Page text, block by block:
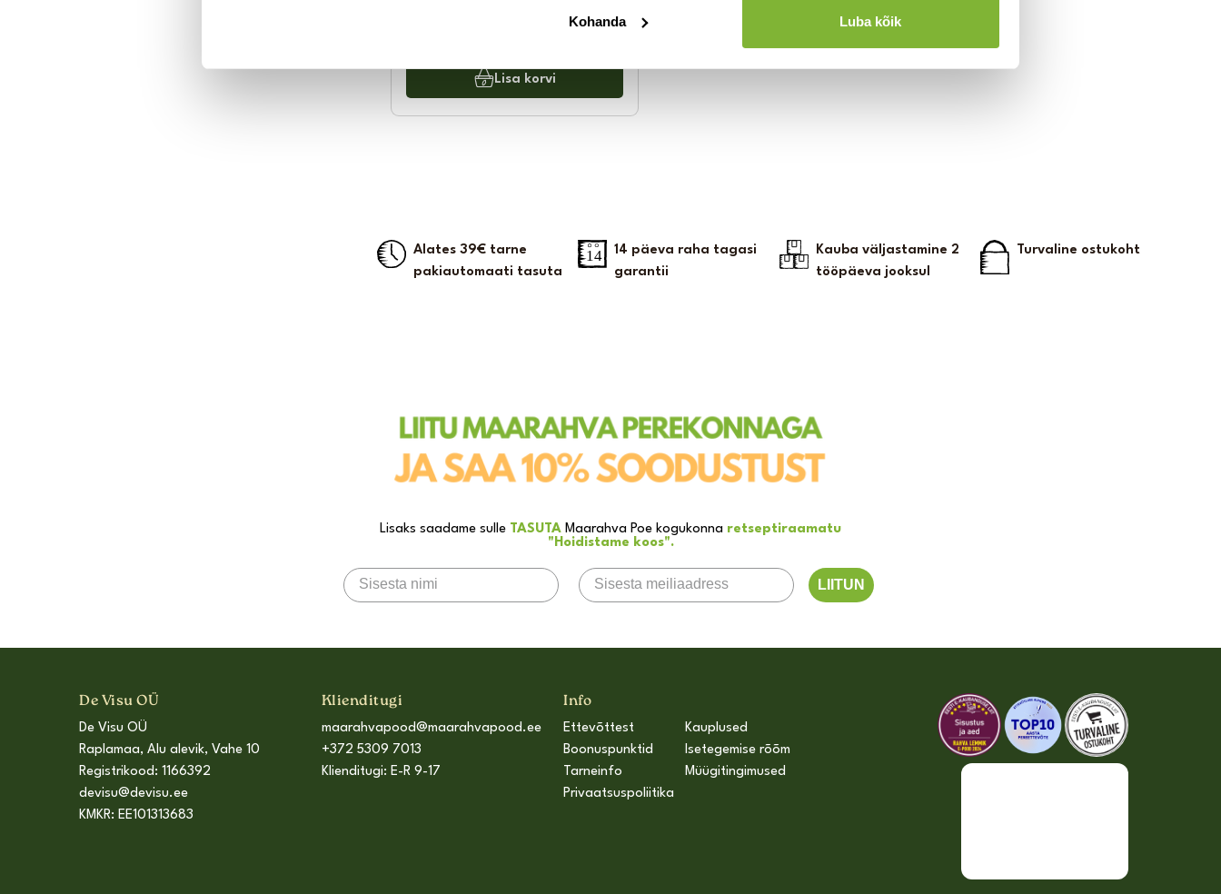
Kohanda Luba kõik
Lisa korvi
Alates 39€ tarne
pakiautomaati tasuta
14 päeva raha tagasi
garantii
Kauba väljastamine 2
tööpäeva jooksul
Turvaline ostukoht
Lisaks saadame sulle TASUTA Maarahva Poe kogukonna retseptiraamatu
"Hoidistame koos".
LIITUN
De Visu OÜ
De Visu OÜ
Raplamaa, Alu alevik, Vahe 10
Registrikood: 1166392
devisu@devisu.ee
KMKR: EE101313683
Klienditugi
maarahvapood@maarahvapood.ee
+372 5309 7013
Klienditugi: E-R 9-17
Info
Ettevõttest
Kauplused
Boonuspunktid
Isetegemise rõõm
Tarneinfo
Müügitingimused
Privaatsuspoliitika